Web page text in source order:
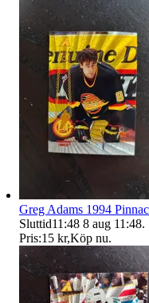
Greg Adams 1994
Sluttid11:48 8 aug 11:48.
Pris:15 kr,Köp nu.